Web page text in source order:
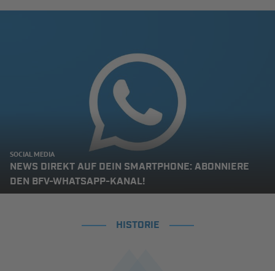
SOCIAL MEDIA
NEWS DIREKT AUF DEIN SMARTPHONE: ABONNIERE
DEN BFV-WHATSAPP-KANAL!
HISTORIE